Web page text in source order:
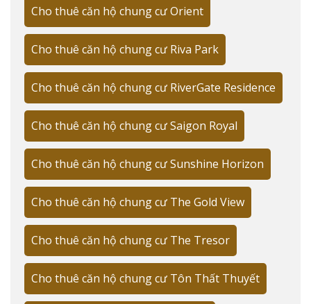
lòng với chất lượng quản lý và đội ngũ bảo vệ chuyên
nghiệp. Không gian sống yên tĩnh, thoáng mát và an
ninh tuyệt đối," chị Minh Anh, cư dân tầng 15 chia sẻ.
Tiếp theo, hãy cùng tìm hiểu chi tiết về mức giá thuê tại
dự án này.
BẢNG GIÁ CHO THUÊ CĂN HỘ GRAND
RIVERSIDE CHI TIẾT 2024
Căn hộ Grand Riverside có mức giá thuê hợp lý, dao
động từ 11-33 triệu/tháng tùy theo diện tích và nội
thất.
Chi phí thuê theo từng loại diện tích căn hộ
LOẠI CĂN HỘ GIÁ THUÊ
(VNĐ/THÁNG)
Cho thuê căn hộ chung cư Orient
Cho thuê căn hộ chung cư Riva Park
Cho thuê căn hộ chung cư RiverGate Residence
Cho thuê căn hộ chung cư Saigon Royal
Cho thuê căn hộ chung cư Sunshine Horizon
Cho thuê căn hộ chung cư The Gold View
Cho thuê căn hộ chung cư The Tresor
Cho thuê căn hộ chung cư Tôn Thất Thuyết